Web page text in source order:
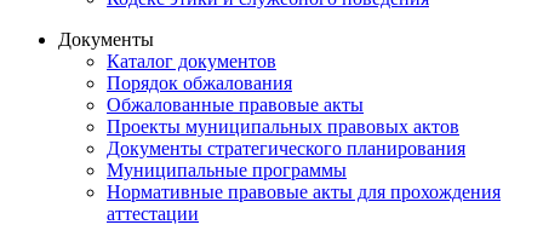
Документы
Каталог документов
Порядок обжалования
Обжалованные правовые акты
Проекты муниципальных правовых актов
Документы стратегического планирования
Муниципальные программы
Нормативные правовые акты для прохождения
аттестации